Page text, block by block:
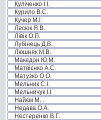
Куліченко І.І.
Курило В.С.
Кучер М.І.
Лесюк Я.В.
Лівік О.П.
Лубінець Д.В.
Люшняк М.В.
Македон Ю.М.
Матвієнко А.С.
Матузко О.О.
Мельник С.І.
Мельничук І.І.
Найєм М. .
Недава О.А.
Нестеренко В.Г.